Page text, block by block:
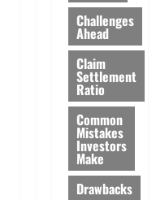
Challenges
Ahead
Claim
Settlement
Ratio
Common
Mistakes
Investors
Make
Drawbacks